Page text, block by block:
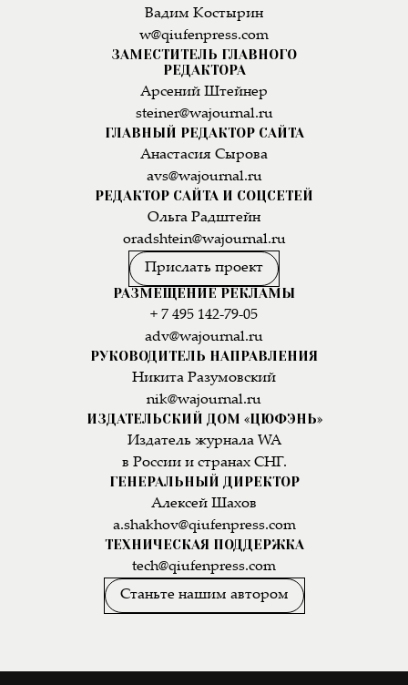
Вадим Костырин
w@qiufenpress.com
ЗАМЕСТИТЕЛЬ ГЛАВНОГО
РЕДАКТОРА
Арсений Штейнер
steiner@wajournal.ru
ГЛАВНЫЙ РЕДАКТОР САЙТА
Анастасия Сырова
avs@wajournal.ru
РЕДАКТОР САЙТА И СОЦСЕТЕЙ
Ольга Радштейн
oradshtein@wajournal.ru
Прислать проект
РАЗМЕЩЕНИЕ РЕКЛАМЫ
+ 7 495 142-79-05
adv@wajournal.ru
РУКОВОДИТЕЛЬ НАПРАВЛЕНИЯ
Никита Разумовский
nik@wajournal.ru
ИЗДАТЕЛЬСКИЙ ДОМ «ЦЮФЭНЬ»
Издатель журнала WA
в России и странах СНГ.
ГЕНЕРАЛЬНЫЙ ДИРЕКТОР
Алексей Шахов
a.shakhov@qiufenpress.com
ТЕХНИЧЕСКАЯ ПОДДЕРЖКА
tech@qiufenpress.com
Станьте нашим автором